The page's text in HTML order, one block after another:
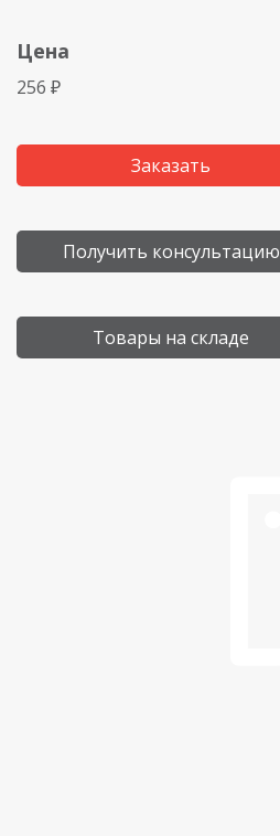
Цена
256 ₽
Заказать
Получить консультацию
Товары на складе